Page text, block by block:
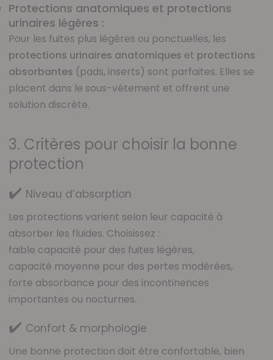
Protections anatomiques et protections
urinaires légères :
Pour les fuites plus légères ou ponctuelles, les
protections urinaires anatomiques et protections
absorbantes (pads, inserts) sont parfaites. Elles se
placent dans le sous-vêtement et offrent une
solution discrète.
3. Critères pour choisir la bonne
protection
✔️ Niveau d’absorption
Les protections varient selon leur capacité à
absorber les fluides. Choisissez :
faible capacité pour des fuites légères,
capacité moyenne pour des pertes modérées,
forte absorbance pour des incontinences
importantes ou nocturnes.
✔️ Confort & morphologie
Une bonne protection doit être confortable, bien